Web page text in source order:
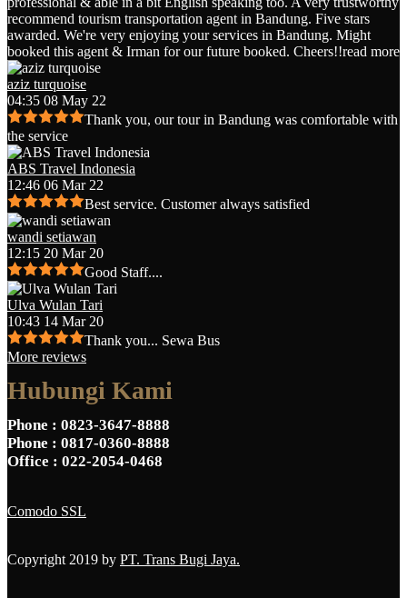
recommend tourism transportation agent in Bandung. Five stars
awarded. We're very enjoying your services in Bandung. Might
booked this agent & Irman for our future booked. Cheers!!read more
aziz turquoise
04:35 08 May 22
Thank you, our tour in Bandung was comfortable with
the service
ABS Travel Indonesia
12:46 06 Mar 22
Best service. Customer always satisfied
wandi setiawan
12:15 20 Mar 20
Good Staff....
Ulva Wulan Tari
10:43 14 Mar 20
Thank you... Sewa Bus
More reviews
Hubungi Kami
Phone : 0823-3647-8888
Phone : 0817-0360-8888
Office : 022-2054-0468
Comodo SSL
Copyright 2019 by PT. Trans Bugi Jaya.